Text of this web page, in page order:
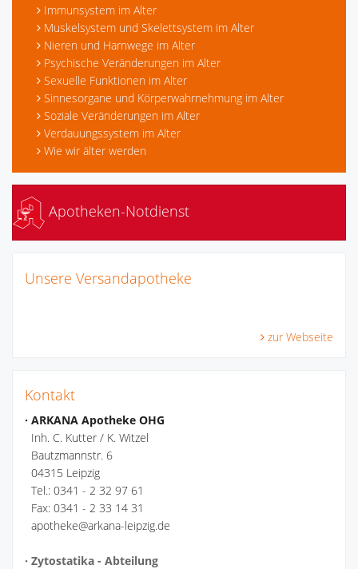
Immunsystem im Alter
Muskelsystem und Skelettsystem im Alter
Nieren und Harnwege im Alter
Psychische Veränderungen im Alter
Sexuelle Funktionen im Alter
Sinnesorgane und Körperwahrnehmung im Alter
Soziale Veränderungen im Alter
Verdauungssystem im Alter
Wie wir älter werden
Apotheken-Notdienst
Unsere Versandapotheke
zur Webseite
Kontakt
· ARKANA Apotheke OHG
Inh. C. Kutter / K. Witzel
Bautzmannstr. 6
04315 Leipzig
Tel.: 0341 - 2 32 97 61
Fax: 0341 - 2 33 14 31
apotheke@arkana-leipzig.de
· Zytostatika - Abteilung